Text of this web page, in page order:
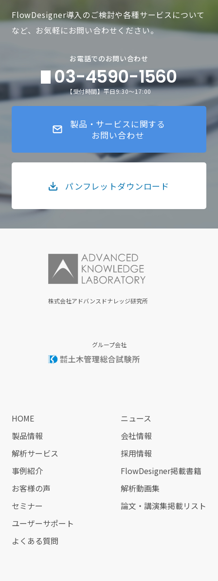
FlowDesigner導入のご検討や各種サービスについて
など、お気軽にお問い合わせください。
お電話でのお問い合わせ
03-4590-1560
【受付時間】平日9:30～17:00
製品・サービスに関する
お問い合わせ
パンフレットダウンロード
株式会社アドバンスドナレッジ研究所
グループ会社
HOME
製品情報
解析サービス
事例紹介
お客様の声
セミナー
ユーザーサポート
よくある質問
ニュース
会社情報
採用情報
FlowDesigner掲載書籍
解析動画集
論文・講演集掲載リスト